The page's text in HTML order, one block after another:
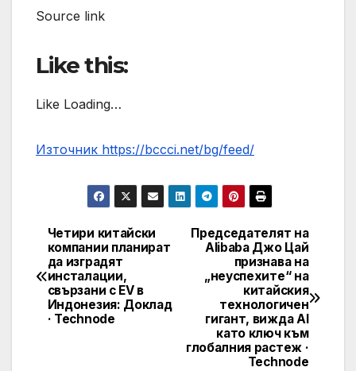
Source link
Like this:
Like Loading…
Източник https://bccci.net/bg/feed/
Post
navigation
Председателят на
Alibaba Джо Цай
признава на
„неуспехите“ на
китайския
технологичен
гигант, вижда AI
като ключ към
глобалния растеж ·
Technode
Четири китайски
компании планират
да изградят
инсталации,
свързани с EV в
Индонезия: Доклад
· Technode